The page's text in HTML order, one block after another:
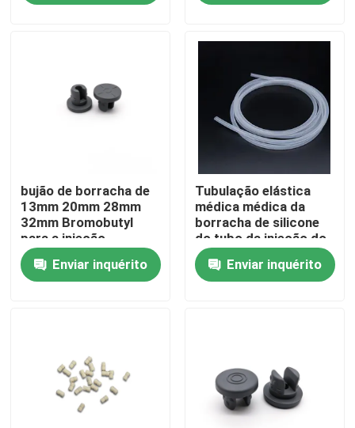
Fale Conosco
Pedir um orçamento
Bujão de borracha médico
bujão de borracha de
13mm 20mm 28mm
32mm Bromobutyl
para a injeção
Enviar inquérito
Tubulação elástica
médica médica da
borracha de silicone
do tubo da injeção do
OEM
Enviar inquérito